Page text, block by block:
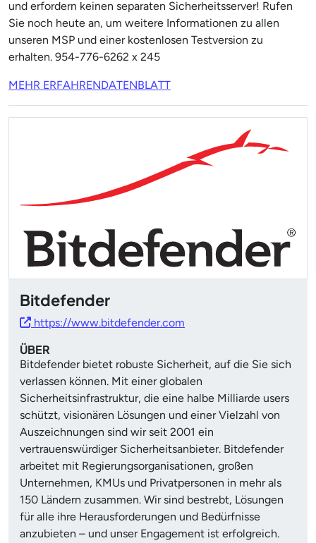
und erfordern keinen separaten Sicherheitsserver! Rufen
Sie noch heute an, um weitere Informationen zu allen
unseren MSP und einer kostenlosen Testversion zu
erhalten. 954-776-6262 x 245
MEHR ERFAHRENDATENBLATT
Bitdefender
https://www.bitdefender.com
ÜBER
Bitdefender bietet robuste Sicherheit, auf die Sie sich
verlassen können. Mit einer globalen
Sicherheitsinfrastruktur, die eine halbe Milliarde users
schützt, visionären Lösungen und einer Vielzahl von
Auszeichnungen sind wir seit 2001 ein
vertrauenswürdiger Sicherheitsanbieter. Bitdefender
arbeitet mit Regierungsorganisationen, großen
Unternehmen, KMUs und Privatpersonen in mehr als
150 Ländern zusammen. Wir sind bestrebt, Lösungen
für alle ihre Herausforderungen und Bedürfnisse
anzubieten – und unser Engagement ist erfolgreich.